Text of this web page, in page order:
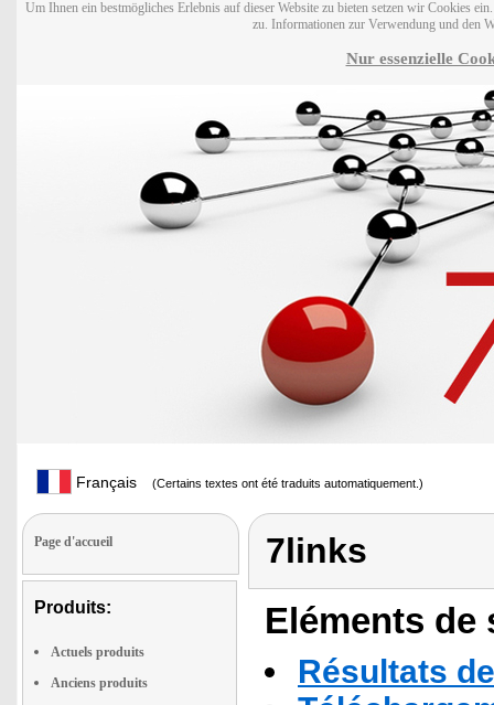
Um Ihnen ein bestmögliches Erlebnis auf dieser Website zu bieten setzen wir Cookies
zu. Informationen zur Verwendung und den
Nur essenzielle
Français (Certains textes ont été traduits automatiquement.)
Page d'accueil
Produits:
Actuels produits
Anciens produits
7links
Eléments
Résultats